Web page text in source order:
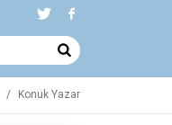
Konuk Yazar